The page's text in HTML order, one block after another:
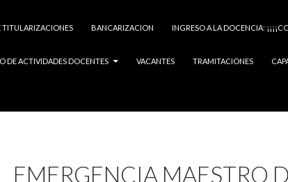
TITULARIZACIONES BANCARIZACION INGRESO A LA DOCENCIA:
DE ACTIVIDADES DOCENTES VACANTES TRAMITACIONES
EMERGENCIA MAESTRO